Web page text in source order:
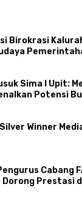
Birokrasi
Sima I Upit:
Potensi
Silver Winner
Cabang
Dorong Prestasi